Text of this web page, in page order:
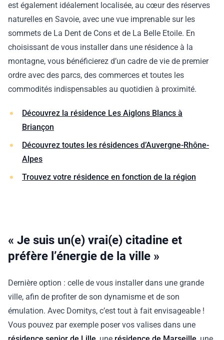
est également idéalement localisée, au cœur des réserves
naturelles en Savoie, avec une vue imprenable sur les
sommets de La Dent de Cons et de La Belle Etoile. En
choisissant de vous installer dans une résidence à la
montagne, vous bénéficierez d’un cadre de vie de premier
ordre avec des parcs, des commerces et toutes les
commodités indispensables au quotidien à proximité.
Découvrez la résidence Les Aiglons Blancs à
Briançon
Découvrez toutes les résidences d’Auvergne-Rhône-
Alpes
Trouvez votre résidence en fonction de la région
« Je suis un(e) vrai(e) citadine et
préfère l’énergie de la ville »
Dernière option : celle de vous installer dans une grande
ville, afin de profiter de son dynamisme et de son
émulation. Avec Domitys, c’est tout à fait envisageable !
Vous pouvez par exemple poser vos valises dans une